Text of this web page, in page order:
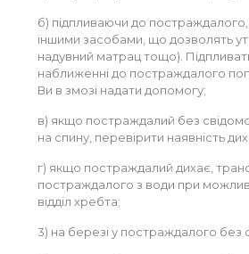
б) підпливаючи до
іншими засобами, що дозволять
надувний матрац тощо).
наближенні до постраждалого
Ви в змозі надати допомогу;
в) якщо постраждалий без
на спину, перевірити наявність
г) якщо постраждалий дихає,
постраждалого з води при
відділ хребта;
3) на березі у постраждалого без